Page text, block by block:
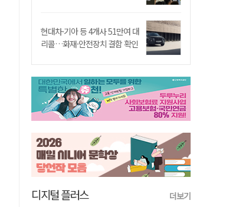
현대차·기아 등 4개사 51만여 대
리콜…화재·안전장치 결함 확인
디지털 플러스 더보기